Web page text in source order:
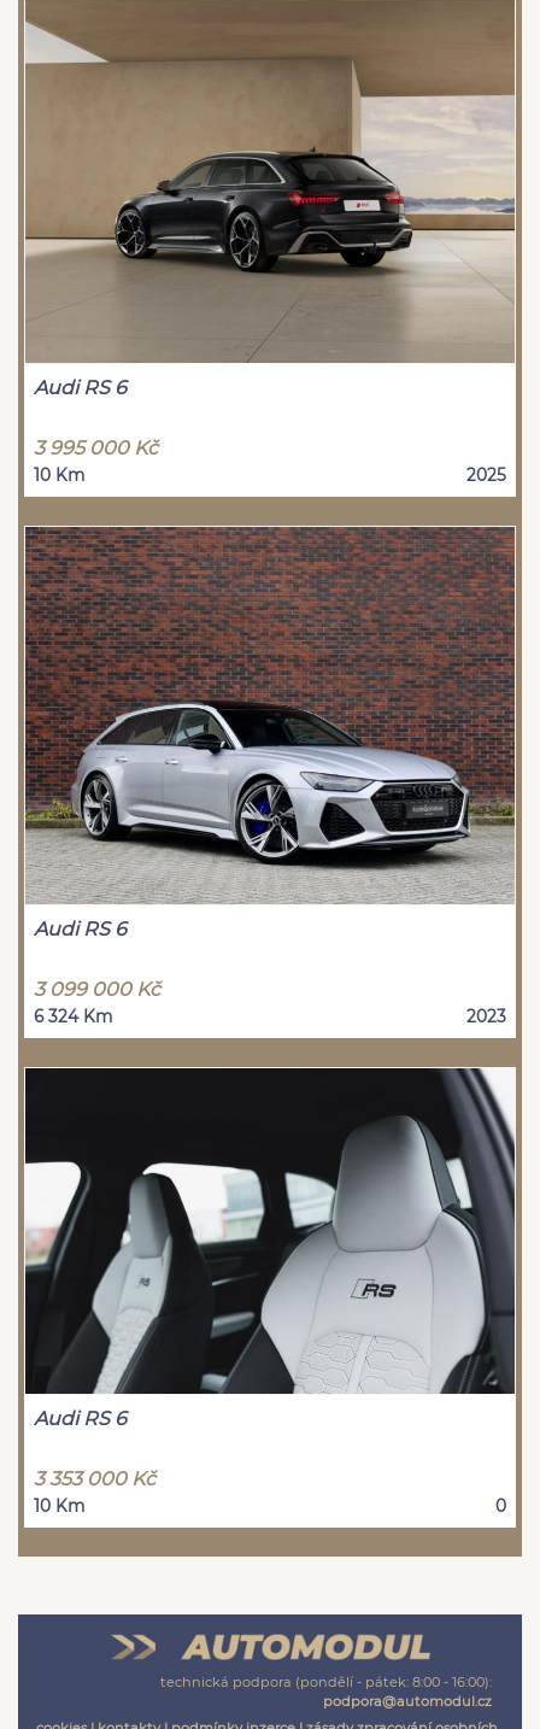
Audi RS 6
3 995 000 Kč
10 Km 2025
Audi RS 6
3 099 000 Kč
6 324 Km 2023
Audi RS 6
3 353 000 Kč
10 Km 0
technická podpora (pondělí - pátek: 8:00 - 16:00):
podpora@automodul.cz